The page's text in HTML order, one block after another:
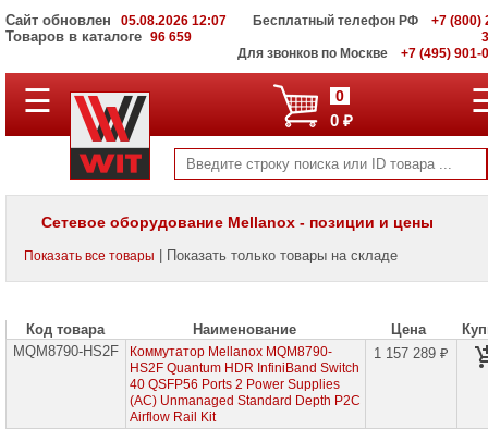
Сайт обновлен 05.08.2026 12:07
Товаров в каталоге 96 659
Бесплатный телефон РФ
+7 (800)
Для звонков по Москве
+7 (495) 901-
ПОЛНЫЙ
КАТАЛОГ
Корпоративные
серверы
WIT
Системы
данных
Мониторы
☰ 0
0 ₽
Сетевое оборудование Mellanox - позиции и цены
Показать все товары | Показать только товары на складе
Код товара Наименование Цена
MQM8790-HS2F
Коммутатор Mellanox MQM8790-
HS2F Quantum HDR InfiniBand Switch
40 QSFP56 Ports 2 Power Supplies
(AC) Unmanaged Standard Depth P2C
Airflow Rail Kit
1 157 289 ₽